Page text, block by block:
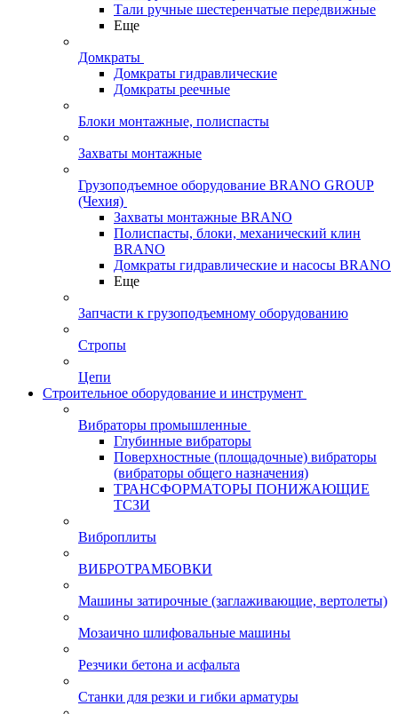
Тали ручные шестеренчатые передвижные
Еще
Домкраты
Домкраты гидравлические
Домкраты реечные
Блоки монтажные, полиспасты
Захваты монтажные
Грузоподъемное оборудование BRANO GROUP
(Чехия)
Захваты монтажные BRANO
Полиспасты, блоки, механический клин
BRANO
Домкраты гидравлические и насосы BRANO
Еще
Запчасти к грузоподъемному оборудованию
Стропы
Цепи
Строительное оборудование и инструмент
Вибраторы промышленные
Глубинные вибраторы
Поверхностные (площадочные) вибраторы
(вибраторы общего назначения)
ТРАНСФОРМАТОРЫ ПОНИЖАЮЩИЕ
ТСЗИ
Виброплиты
ВИБРОТРАМБОВКИ
Машины затирочные (заглаживающие, вертолеты)
Мозаично шлифовальные машины
Резчики бетона и асфальта
Станки для резки и гибки арматуры